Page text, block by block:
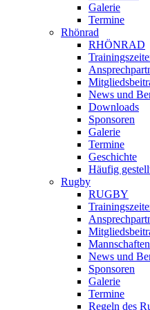
Galerie
Termine
Rhönrad
RHÖNRAD
News und
Downloads
Sponsoren
Galerie
Termine
Geschichte
Häufig
Rugby
RUGBY
Mannschaften
News und
Sponsoren
Galerie
Termine
Regeln des